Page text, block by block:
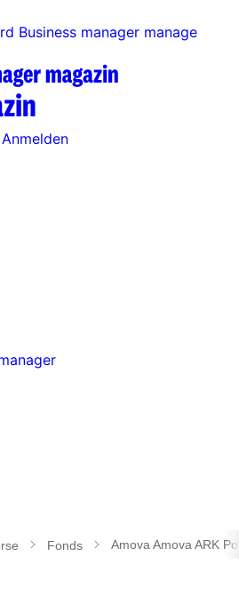
Business manager manage
Anmelden
Fonds Amova Amova ARK